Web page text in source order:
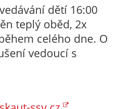
dětí 16:00
teplý oběd, 2x
celého dne. O
vedoucí s
výkonu
našeho webu
a našich
reklamních